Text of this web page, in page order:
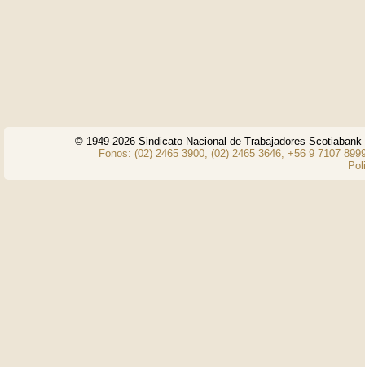
© 1949-2026 Sindicato Nacional de Trabajadores
Fonos: (02) 2465 3900, (02) 2465 3646, +56 9 7107